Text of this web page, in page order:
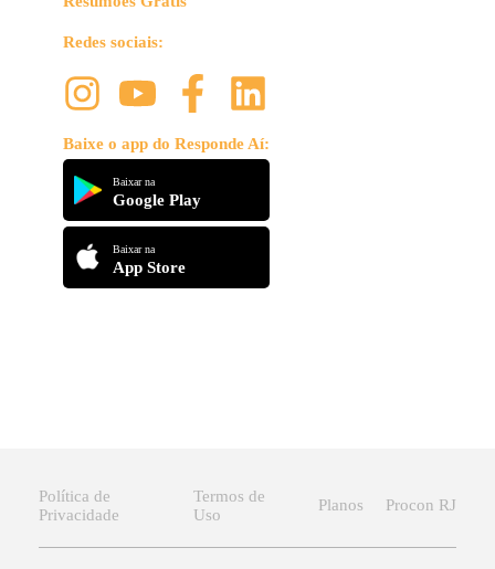
Redes sociais:
Baixe o app do Responde Aí:
Baixar na
Google Play
Baixar na
App Store
Política de
Privacidade
Termos de
Uso
Planos Procon RJ